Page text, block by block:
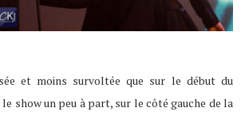
et moins survoltée que sur le début du
show un peu à part, sur le côté gauche de la